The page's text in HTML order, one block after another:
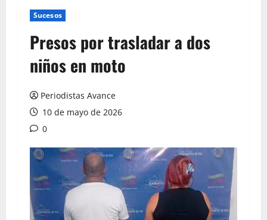
Sucesos
Presos por trasladar a dos
niños en moto
Periodistas Avance
10 de mayo de 2026
0